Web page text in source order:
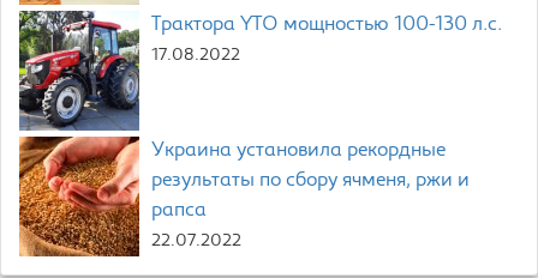
Трактора YTO мощностью 100-130 л.с.
17.08.2022
Украина установила рекордные
результаты по сбору ячменя, ржи и
рапса
22.07.2022